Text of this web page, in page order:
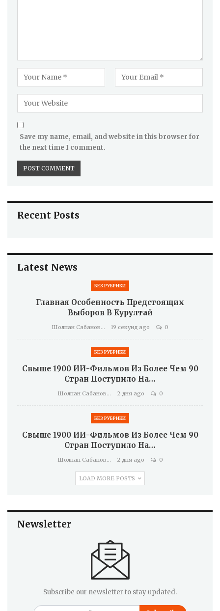
Save my name, email, and website in this browser for
the next time I comment.
Recent Posts
Latest News
БЕЗ РУБРИКИ
Главная Особенность Предстоящих
Выборов В Курултай
Шолпан Сабанова 19 секунд ago 0
БЕЗ РУБРИКИ
Свыше 1900 ИИ-Фильмов Из Более Чем 90
Стран Поступило На…
Шолпан Сабанова 2 дня ago 0
БЕЗ РУБРИКИ
Свыше 1900 ИИ-Фильмов Из Более Чем 90
Стран Поступило На…
Шолпан Сабанова 2 дня ago 0
LOAD MORE POSTS
Newsletter
Subscribe our newsletter to stay updated.